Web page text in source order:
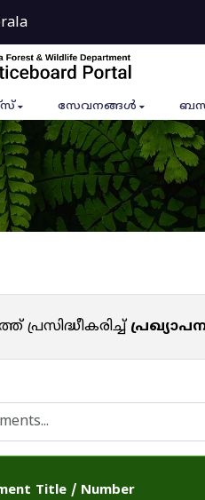
സേവനങ്ങൾ
പ്രസിദ്ധീകരിച്ച്
Title / Number